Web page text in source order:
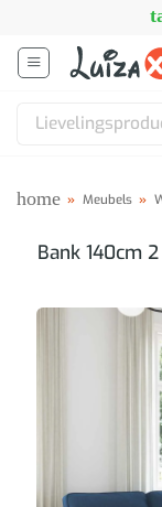
inhoud
Zoeken
home » Meubels »
Bank 140cm